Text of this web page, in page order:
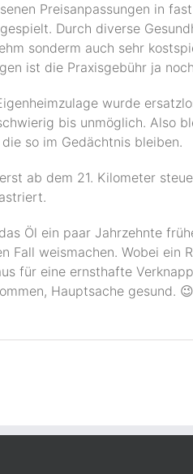
Preisanpassungen in
Durch diverse
sonderm auch sehr
ist die Praxisgebühr ja
wurde
bis unmöglich. Also
so im Gedächtnis bleiben.
ab dem 21. Kilometer
Öl ein paar Jahrzehnte
Fall weismachen. Wobei ein
für eine ernsthafte
Hauptsache gesund. 😉